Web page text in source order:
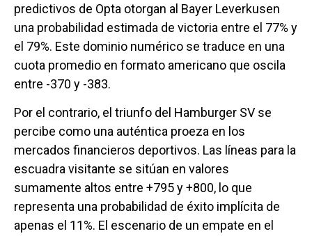
predictivos de Opta otorgan al Bayer Leverkusen
una probabilidad estimada de victoria entre el 77% y
el 79%. Este dominio numérico se traduce en una
cuota promedio en formato americano que oscila
entre -370 y -383.
Por el contrario, el triunfo del Hamburger SV se
percibe como una auténtica proeza en los
mercados financieros deportivos. Las líneas para la
escuadra visitante se sitúan en valores
sumamente altos entre +795 y +800, lo que
representa una probabilidad de éxito implícita de
apenas el 11%. El escenario de un empate en el